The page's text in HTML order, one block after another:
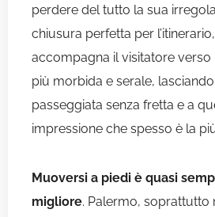
perdere del tutto la sua
chiusura perfetta per
accompagna il visitatore verso
più morbida e serale,
passeggiata senza fretta e a
impressione che spesso è la
Muoversi a piedi è quasi
migliore. Palermo, soprattutto